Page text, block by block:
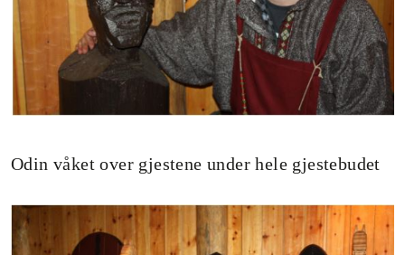
Odin våket over gjestene under hele gjestebudet